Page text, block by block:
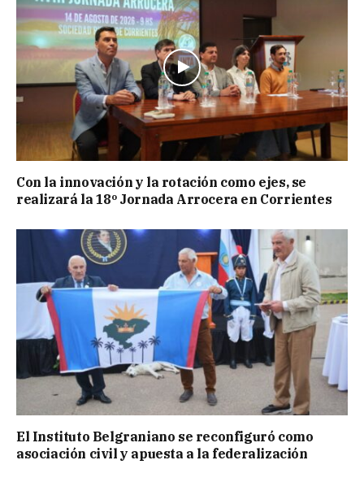
Con la innovación y la rotación como ejes, se
realizará la 18º Jornada Arrocera en Corrientes
El Instituto Belgraniano se reconfiguró como
asociación civil y apuesta a la federalización